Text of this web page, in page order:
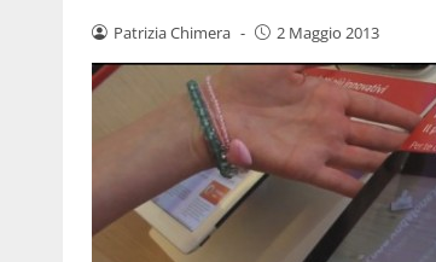
Patrizia Chimera - 2 Maggio 2013